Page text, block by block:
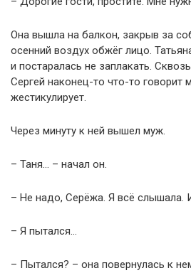
Она вышла на балкон, закрыв за
осенний воздух обжёг лицо.
и постаралась не заплакать.
Сергей наконец-то что-то говорит
жестикулирует.
Через минуту к ней вышел муж.
– Таня… – начал он.
– Не надо, Серёжа. Я всё слышала.
– Я пытался…
– Пытался? – она повернулась к